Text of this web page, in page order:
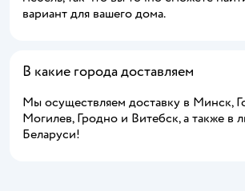
вариант для вашего дома.
В какие города доставляем
Мы осуществляем доставку в Минск,
Могилев, Гродно и Витебск, а также в
Беларуси!